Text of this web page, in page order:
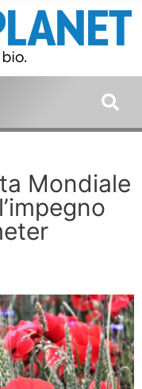
Mondiale